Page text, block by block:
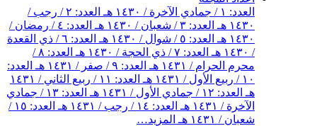
العدد: ١ / جمادي الآخرة / ١٤٣٠ هـ
العدد: ٢ / رجب /
١٤٣٠ هـ
العدد: ٣ / شعبان / ١٤٣٠ هـ
العدد: ٤ / رمضان /
١٤٣٠ هـ
العدد: ٥ / شوال / ١٤٣٠ هـ
العدد: ٦ / ذي القعدة
/ ١٤٣٠ هـ
العدد: ٧ / ذي الحجة / ١٤٣٠ هـ
العدد: ٨ /
محرم الحرام / ١٤٣١ هـ
العدد: ٩ / صفر / ١٤٣١ هـ
العدد:
١٠ / ربيع الأول / ١٤٣١ هـ
العدد: ١١ / ربيع الثاني / ١٤٣١
هـ العدد: ١٢ / جمادي الأول / ١٤٣١ هـ
العدد: ١٣ / جمادي
الآخرة / ١٤٣١ هـ
العدد: ١٤ / رجب / ١٤٣١ هـ
العدد: ١٥ /
شعبان / ١٤٣١ هـ
المزيد…